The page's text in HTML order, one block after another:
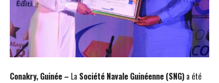
Conakry, Guinée – La Société Navale Guinéenne (SNG) a été